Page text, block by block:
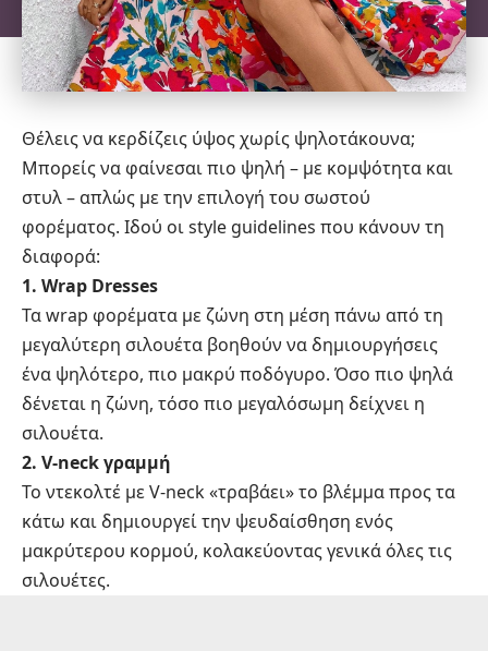
Θέλεις να κερδίζεις ύψος χωρίς ψηλοτάκουνα;
Μπορείς να φαίνεσαι πιο ψηλή – με κομψότητα και
στυλ – απλώς με την επιλογή του σωστού
φορέματος. Ιδού οι style guidelines που κάνουν τη
διαφορά:
1. Wrap Dresses
Τα wrap φορέματα με ζώνη στη μέση πάνω από τη
μεγαλύτερη σιλουέτα βοηθούν να δημιουργήσεις
ένα ψηλότερο, πιο μακρύ ποδόγυρο. Όσο πιο ψηλά
δένεται η ζώνη, τόσο πιο μεγαλόσωμη δείχνει η
σιλουέτα.
2. V‑neck γραμμή
Το ντεκολτέ με V‑neck «τραβάει» το βλέμμα προς τα
κάτω και δημιουργεί την ψευδαίσθηση ενός
μακρύτερου κορμού, κολακεύοντας γενικά όλες τις
σιλουέτες.